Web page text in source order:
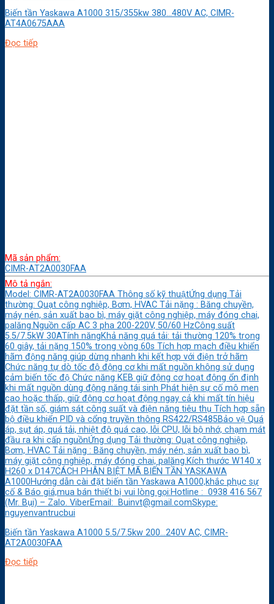
Biến tần Yaskawa A1000 315/355kw 380…480V AC, CIMR-
AT4A0675AAA
Đọc tiếp
Mã sản phẩm:
CIMR-AT2A0030FAA
Mô tả ngắn:
Model: CIMR-AT2A0030FAA Thông số kỹ thuậtỨng dụng Tải
thường: Quạt công nghiệp, Bơm, HVAC Tải nặng : Băng chuyền,
máy nén, sản xuất bao bì, máy giặt công nghiệp, máy đóng chai,
palăng.Nguồn cấp AC 3 pha 200-220V, 50/60 HzCông suất
5.5/7.5kW 30ATính năngKhả năng quá tải: tải thường 120% trong
60 giây, tải nặng 150% trong vòng 60s Tích hợp mạch điều khiển
hãm động năng giúp dừng nhanh khi kết hợp với điện trở hãm
Chức năng tự dò tốc độ động cơ khi mất nguồn không sử dụng
cảm biến tốc độ Chức năng KEB giữ động cơ hoạt động ổn định
khi mất nguồn dùng động năng tái sinh Phát hiện sự cố mô men
cao hoặc thấp, giữ động cơ hoạt động ngay cả khi mất tín hiệu
đặt tần số, giám sát công suất và điện năng tiêu thụ Tích hợp sẵn
bộ điều khiển PID và cổng truyền thông RS422/RS485Bảo vệ Quá
áp, sụt áp, quá tải, nhiệt độ quá cao, lỗi CPU, lỗi bộ nhớ, chạm mát
đầu ra khi cấp nguồnỨng dụng Tải thường: Quạt công nghiệp,
Bơm, HVAC Tải nặng : Băng chuyền, máy nén, sản xuất bao bì,
máy giặt công nghiệp, máy đóng chai, palăng.Kích thước W140 x
H260 x D147CÁCH PHÂN BIỆT MÃ BIẾN TẦN YASKAWA
A1000Hướng dẫn cài đặt biến tần Yaskawa A1000,khắc phục sự
cố & Báo giá,mua bán thiết bị vui lòng gọi:Hotline : 0938 416 567
(Mr. Bụi) – Zalo. ViberEmail: Buinvt@gmail.comSkype:
nguyenvantrucbui
Biến tần Yaskawa A1000 5.5/7.5kw 200…240V AC, CIMR-
AT2A0030FAA
Đọc tiếp